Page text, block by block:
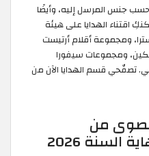
حسب جنس المرسل إليه، وأيضًا
اقتناء الهدايا على هيئة
ومجموعة أقلام أرتيست
ومجموعات سيفورا
تصفّحي قسم الهدايا الآن من
من
2026